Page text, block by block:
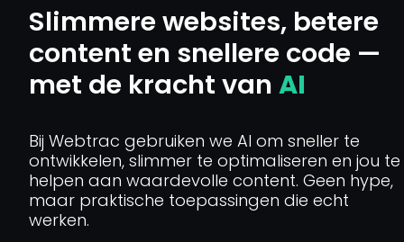
Slimmere websites, betere
content en snellere code —
met de kracht van AI
Bij Webtrac gebruiken we AI om sneller te
ontwikkelen, slimmer te optimaliseren en jou te
helpen aan waardevolle content. Geen hype,
maar praktische toepassingen die echt
werken.